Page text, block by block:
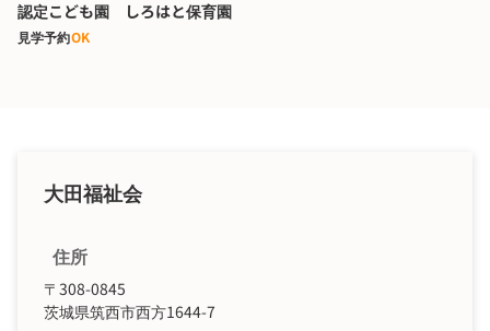
認定こども園 しろはと保育園
見学予約OK
大田福祉会
住所
〒308-0845
茨城県筑西市西方1644-7